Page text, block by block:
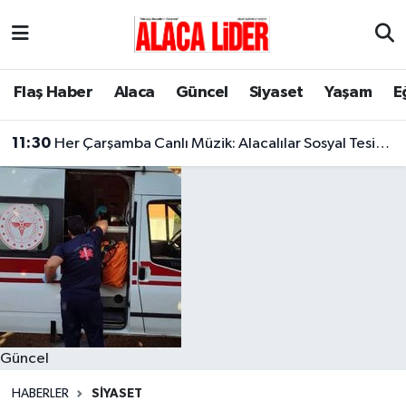
Flaş Haber Alaca Güncel Siyaset Yaşam
11:30 Her Çarşamba Canlı Müzik: Alacalılar Sosyal Tesislerde Buluşuyor!
Güncel
HABERLER SIYASET
Çorum Nöbetçi Eczaneler
Çorum Trafik Yoğunluk Haritası
Süper Lig Puan Durumu ve Fikstür
Tüm Manşetler
Son Dakika Haberleri
Haber Arşivi